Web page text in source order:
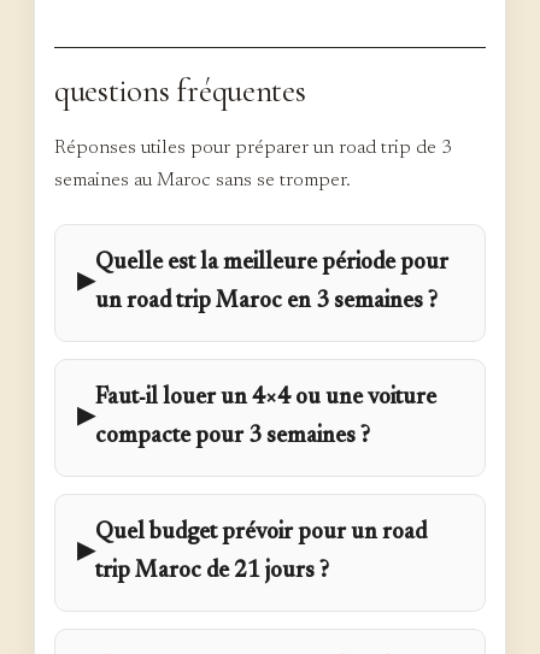
questions fréquentes
Réponses utiles pour préparer un road trip de 3
semaines au Maroc sans se tromper.
▶
Quelle est la meilleure période pour
un road trip Maroc en 3 semaines ?
▶
Faut‑il louer un 4×4 ou une voiture
compacte pour 3 semaines ?
▶
Quel budget prévoir pour un road
trip Maroc de 21 jours ?